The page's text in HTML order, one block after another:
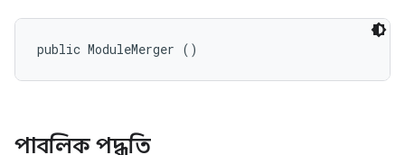
public ModuleMerger ()
পাবলিক পদ্ধতি